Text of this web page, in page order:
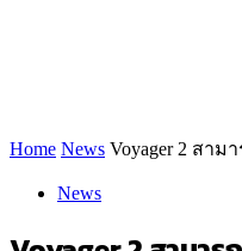
Home News Voyager 2 สา
News